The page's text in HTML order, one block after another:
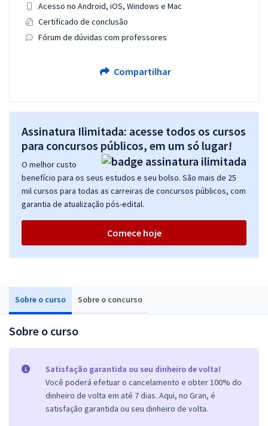
Sobre o curso Sobre o concurso
Sobre o curso
Satisfação garantida ou seu dinheiro de volta!
Você poderá efetuar o cancelamento e obter 100% do
dinheiro de volta em até 7 dias. Aqui, no Gran, é
satisfação garantida ou seu dinheiro de volta.
Acesso no Android, iOS, Windows e Mac
Certificado de conclusão
Fórum de dúvidas com professores
Compartilhar
Assinatura Ilimitada: acesse todos os cursos
para concursos públicos, em um só lugar!
O melhor custo
benefício para os seus estudos e seu bolso. São mais de 25
mil cursos para todas as carreiras de concursos públicos, com
garantia de atualização pós-edital.
Comece hoje